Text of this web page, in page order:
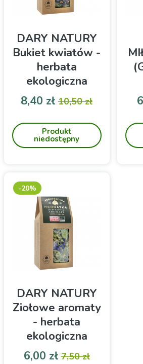
DARY NATURY
Bukiet kwiatów -
herbata
ekologiczna
liofilizowana
wchodzą liofilizowane
kwiaty pysznogłówki,
ogórecznika, bławatka,
Cena
8,40 zł Cena
10,50 zł
Produkt
niedostępny
DARY NATURY
Ziołowe aromaty
- herbata
ekologiczna
liofilizowana
Cena
6,00 złCena
7,50 zł
-20%